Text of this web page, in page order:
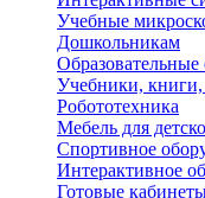
Учебные
Дошкольникам
Учебники,
Робототехника
Мебель для
Спортивное
Интерактивное
Готовые